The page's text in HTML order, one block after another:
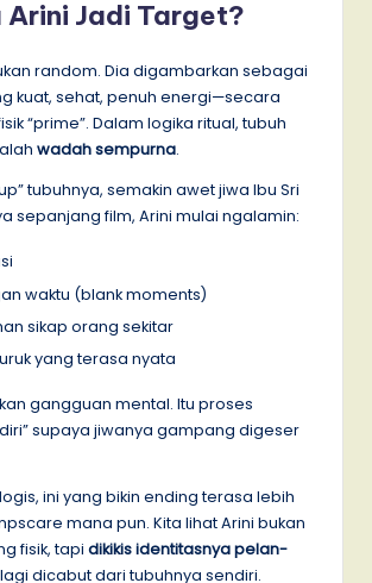
Arini Jadi Target?
random. Dia digambarkan sebagai
kuat, sehat, penuh energi—secara
“prime”. Dalam logika ritual, tubuh
wadah sempurna.
tubuhnya, semakin awet jiwa Ibu Sri
sepanjang film, Arini mulai ngalamin:
waktu (blank moments)
sikap orang sekitar
yang terasa nyata
gangguan mental. Itu proses
supaya jiwanya gampang digeser
ini yang bikin ending terasa lebih
mana pun. Kita lihat Arini bukan
fisik, tapi dikikis identitasnya pelan-
lagi dicabut dari tubuhnya sendiri.